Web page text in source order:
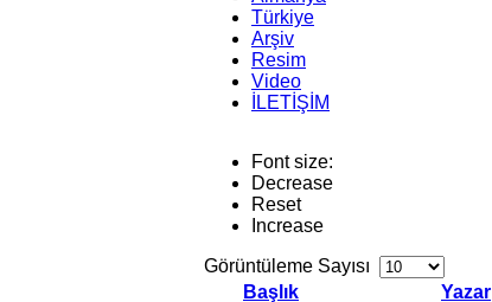
Türkiye
Arşiv
Resim
Video
İLETİŞİM
Font size:
Decrease
Reset
Increase
Görüntüleme Sayısı
Başlık
Yazar